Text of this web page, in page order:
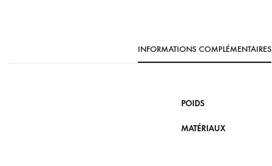
INFORMATIONS COMPLÉMENTAIRES
POIDS
MATÉRIAUX